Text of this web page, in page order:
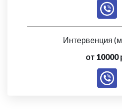
Интервенция
от 10000